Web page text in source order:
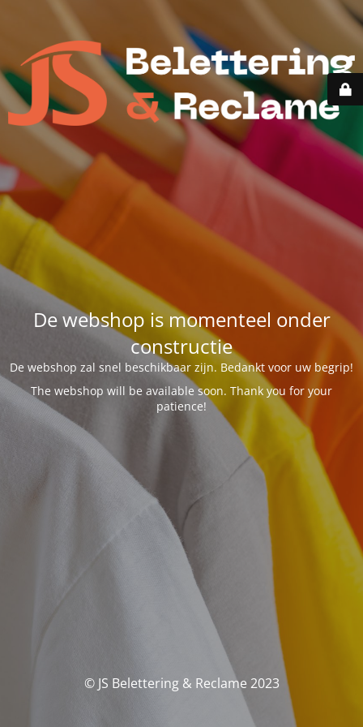
De webshop is momenteel onder
constructie
De webshop zal snel beschikbaar zijn. Bedankt voor uw begrip!
The webshop will be available soon. Thank you for your
patience!
© JS Belettering & Reclame 2023